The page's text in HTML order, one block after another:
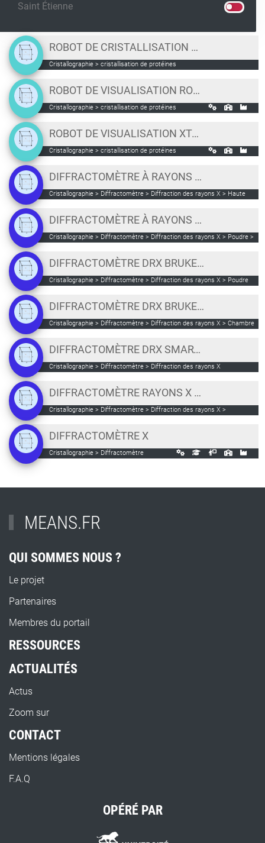
Saint Étienne
ROBOT DE CRISTALLISATION NANOPIPETTEUR MOSQUITO
Cristallographie > cristallisation de protéines
ROBOT DE VISUALISATION ROCKIMAGER 182 FORMULATRIX
Cristallographie > cristallisation de protéines
ROBOT DE VISUALISATION XTAL FOCUS
Cristallographie > cristallisation de protéines
DIFFRACTOMÈTRE À RAYONS X BRUKER D8 ADVANCE
Cristallographie > Diffractomètre > Diffraction des rayons X > Haute
DIFFRACTOMÈTRE À RAYONS X BRUKER D8 DISCOVER
Cristallographie > Diffractomètre > Diffraction des rayons X > Poudre >
DIFFRACTOMÈTRE DRX BRUKER D8
Cristallographie > Diffractomètre > Diffraction des rayons X > Poudre
DIFFRACTOMÈTRE DRX BRUKER D8 AVEC CHAMBRE CHAUFFANTE
Cristallographie > Diffractomètre > Diffraction des rayons X > Chambre
DIFFRACTOMÈTRE DRX SMARTLAB
Cristallographie > Diffractomètre > Diffraction des rayons X
DIFFRACTOMÈTRE RAYONS X RIGAKU OXFORD MOVA
Cristallographie > Diffractomètre > Diffraction des rayons X >
DIFFRACTOMÈTRE X
Cristallographie > Diffractomètre
MEANS.FR
QUI SOMMES NOUS ?
Le projet
Partenaires
Membres du portail
RESSOURCES
ACTUALITÉS
Actus
Zoom sur
CONTACT
Mentions légales
F.A.Q
OPÉRÉ PAR